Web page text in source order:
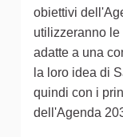
obiettivi
utilizzeranno
adatte a una
la loro idea di
quindi con i
dell'Agenda